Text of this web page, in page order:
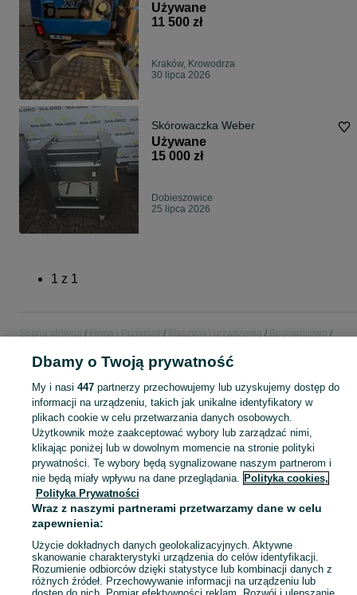
Używane
11 500 zł
Kraków, Krowodrza
30 lipca 2026
Skórowaczka Weber
Używane
15 000 zł
Dobieszowice
25 lipca 2026
1 z 1
Strona główna Firma i Przemysł Maszyny i urządzenia
Budownictwo
POLSKA
KATEGORIA
Sprzedaż agregatów malarskich w Polsce ▶️ Nowe i używane oferty ✅ Szeroki wybór produktów w atrakcyjnych cenach ✌ Przeglądaj ogłoszenia online na OLX.pl! Zobacz
Mapa kategorii
Mapa ministron
Popularne wyszukiwania
Dbamy o Twoją prywatność
My i nasi 447partnerzy przechowujemy lub uzyskujemy dostęp do
informacji na urządzeniu, takich jak unikalne identyfikatory w
plikach cookie w celu przetwarzania danych osobowych.
Użytkownik może zaakceptować wybory lub zarządzać nimi,
klikając poniżej lub w dowolnym momencie na stronie polityki
prywatności. Te wybory będą sygnalizowane naszym partnerom i
nie będą miały wpływu na dane przeglądania. Polityka cookies,
Polityka Prywatności
Wraz z naszymi partnerami przetwarzamy dane w celu
zapewnienia:
Użycie dokładnych danych geolokalizacyjnych. Aktywne
skanowanie charakterystyki urządzenia do celów identyfikacji.
Rozumienie odbiorców dzięki statystyce lub kombinacji danych z
różnych źródeł. Przechowywanie informacji na urządzeniu lub